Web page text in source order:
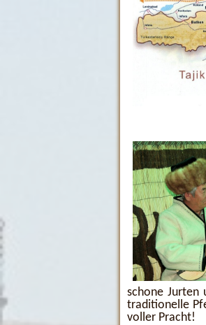
schone Jurten
traditionelle
voller Pracht!